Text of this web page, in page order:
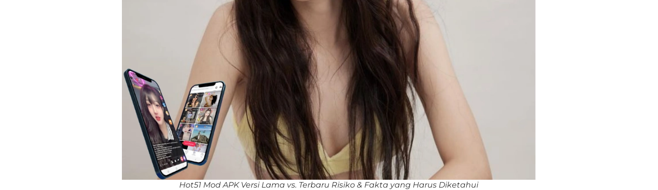
Hot51 Mod APK Versi Lama vs. Terbaru Risiko & Fakta yang Harus Diketahui